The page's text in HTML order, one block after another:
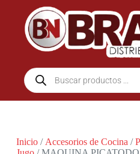
Inicio/ Accesorios de Cocina /